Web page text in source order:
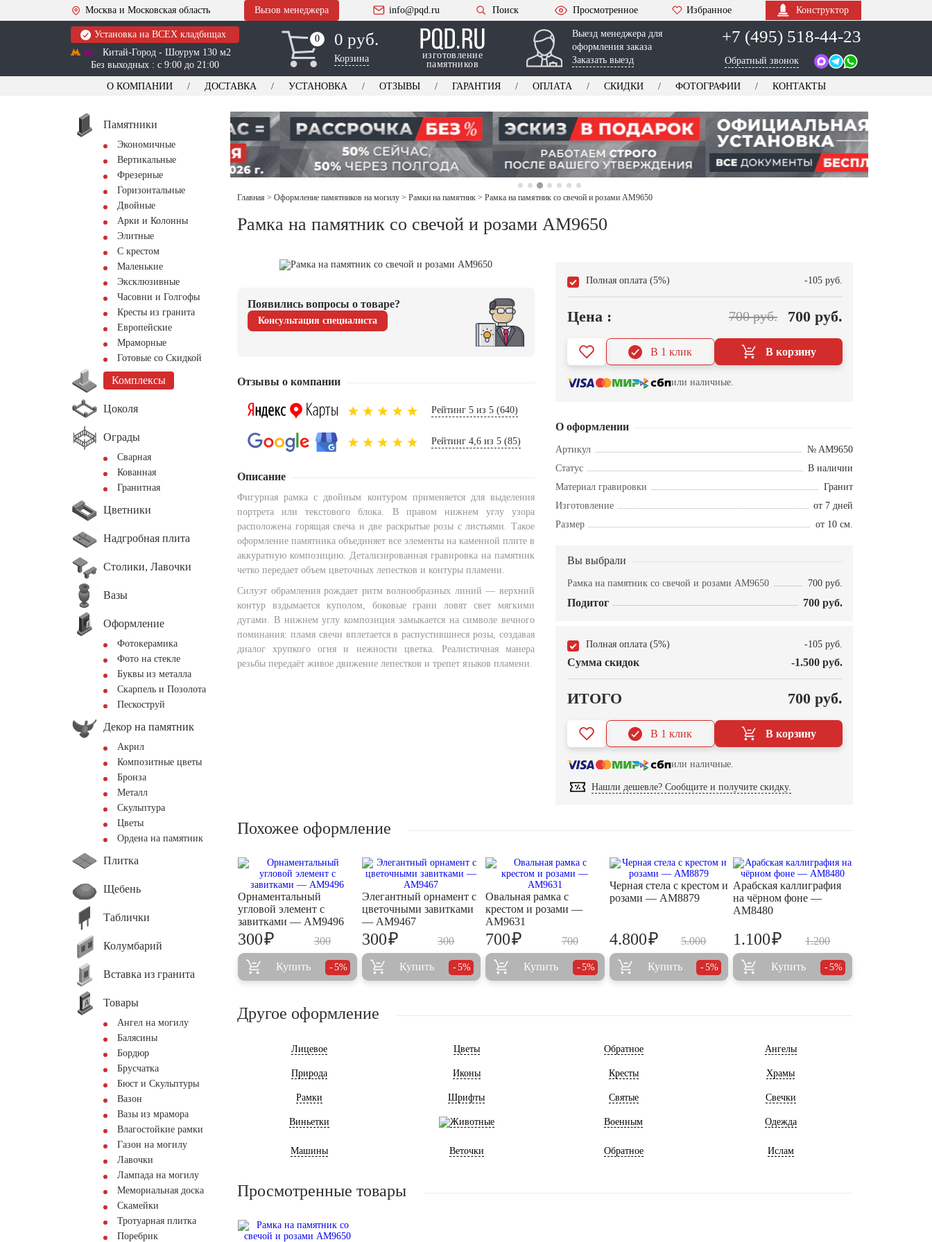
Москва и Московская область Вызов менеджера info@pqd.ru Поиск Просмотренное Избранное Конструктор
Установка на ВСЕХ кладбищах
Китай-Город - Шоурум 130 м2
Без выходных : с 9:00 до 21:00
0
0 0 руб.
Корзина
изготовление
памятников
Выезд менеджера для
оформления заказа
Заказать выезд
+7 (495) 518-44-23
Обратный звонок
О КОМПАНИИ ДОСТАВКА УСТАНОВКА ОТЗЫВЫ ГАРАНТИЯ ОПЛАТА СКИДКИ ФОТОГРАФИИ КОНТАКТЫ
Памятники
Экономичные
Вертикальные
Фрезерные
Горизонтальные
Двойные
Арки и Колонны
Элитные
С крестом
Маленькие
Эксклюзивные
Часовни и Голгофы
Кресты из гранита
Европейские
Мраморные
Готовые со Скидкой
Комплексы
Цоколя
Ограды
Сварная
Кованная
Гранитная
Цветники
Надгробная плита
Столики, Лавочки
Вазы
Оформление
Фотокерамика
Фото на стекле
Буквы из металла
Скарпель и Позолота
Пескоструй
Декор на памятник
Акрил
Композитные цветы
Бронза
Металл
Скульптура
Цветы
Ордена на памятник
Плитка
Щебень
Таблички
Колумбарий
Вставка из гранита
Товары
Ангел на могилу
Балясины
Бордюр
Брусчатка
Бюст и Скульптуры
Вазон
Вазы из мрамора
Влагостойкие рамки
Газон на могилу
Лавочки
Лампада на могилу
Мемориальная доска
Скамейки
Тротуарная плитка
Поребрик
Главная > Оформление памятников на могилу > Рамки на памятник > Рамка на памятник со свечой и розами AM9650
Рамка на памятник со свечой и розами AM9650
Появились вопросы о товаре?
Консультация специалиста
Отзывы о компании
Рейтинг 5 из 5 (640)
Рейтинг 4,6 из 5 (85)
Описание
Фигурная рамка с двойным контуром применяется для выделения
портрета или текстового блока. В правом нижнем углу узора
расположена горящая свеча и две раскрытые розы с листьями. Такое
оформление памятника объединяет все элементы на каменной плите в
аккуратную композицию. Детализированная гравировка на памятник
четко передает объем цветочных лепестков и контуры пламени.
Силуэт обрамления рождает ритм волнообразных линий — верхний
контур вздымается куполом, боковые грани ловят свет мягкими
дугами. В нижнем углу композиция замыкается на символе вечного
поминания: пламя свечи вплетается в распустившиеся розы, создавая
диалог хрупкого огня и нежности цветка. Реалистичная манера
резьбы передаёт живое движение лепестков и трепет языков пламени.
Полная оплата (5%) -105 руб.
Цена : 700 руб. 700 руб.
В корзину
В 1 клик
или наличные.
О оформлении
Артикул
№ AM9650
Статус
В наличии
Материал гравировки
Гранит
Изготовление
от 7 дней
Размер
от 10 см.
Вы выбрали
Рамка на памятник со свечой и розами AM9650 700 руб.
Подитог 700 руб.
Полная оплата (5%) -105 руб.
Сумма скидок -1.500 руб.
ИТОГО 700 руб.
В корзину
В 1 клик
или наличные.
Нашли дешевле? Сообщите и получите скидку.
Похожее оформление
Орнаментальный
угловой элемент с
завитками — AM9496
300
300₽
Купить 5%
Элегантный орнамент с
цветочными завитками
— AM9467
300
300₽
Купить 5%
Овальная рамка с
крестом и розами —
AM9631
700
700₽
Купить 5%
Черная стела с крестом и
розами — AM8879
5.000
4.800₽
Купить 5%
Арабская каллиграфия
на чёрном фоне —
AM8480
1.200
1.100₽
Купить 5%
Другое оформление
Лицевое Цветы Обратное Ангелы
Природа Иконы Кресты Храмы
Рамки Шрифты Святые Свечки
Виньетки Животные Военным Одежда
Машины Веточки Обратное Ислам
Просмотренные товары